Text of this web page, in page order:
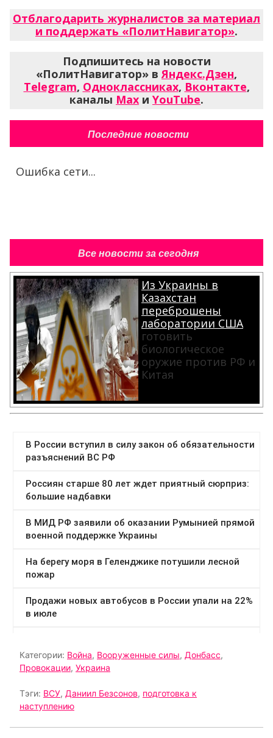
Отблагодарить журналистов за материал
и поддержать «ПолитНавигатор».
Подпишитесь на новости
«ПолитНавигатор» вЯндекс.Дзен,
Telegram, Одноклассниках, Вконтакте,
каналы Max и YouTube.
Последние новости
Ошибка сети...
Все новости за сегодня
Из Украины в
Казахстан
переброшены
лаборатории США
готовить
биологическое
оружие против РФ и
Китая
Категории: Война, Вооруженные силы, Донбасс,
Провокации, Украина
Тэги: ВСУ, Даниил Безсонов, подготовка к
наступлению